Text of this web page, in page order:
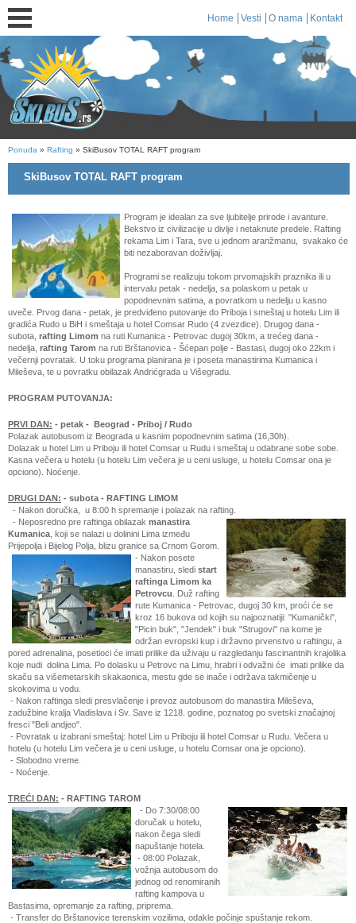
Home Vesti O nama Kontakt
Ponuda » Rafting » SkiBusov TOTAL RAFT program
SkiBusov TOTAL RAFT program
Program je idealan za sve ljubitelje prirode i avanture.
Bekstvo iz civilizacije u divlje i netaknute predele. Rafting
rekama Lim i Tara, sve u jednom aranžmanu, svakako će
biti nezaboravan doživljaj.
Programi se realizuju tokom prvomajskih praznika ili u
intervalu petak - nedelja, sa polaskom u petak u
popodnevnim satima, a povratkom u nedelju u kasno
uveče. Prvog dana - petak, je predviđeno putovanje do Priboja i smeštaj u hotelu Lim ili
gradića Rudo u BiH i smeštaja u hotel Comsar Rudo (4 zvezdice). Drugog dana -
subota, rafting Limom na ruti Kumanica - Petrovac dugoj 30km, a trećeg dana -
nedelja, rafting Tarom na ruti Brštanovica - Šćepan polje - Bastasi, dugoj oko 22km i
večernji povratak. U toku programa planirana je i poseta manastirima Kumanica i
Mileševa, te u povratku obilazak Andrićgrada u Višegradu.
PROGRAM PUTOVANJA:
PRVI DAN: - petak - Beograd - Priboj / Rudo
Polazak autobusom iz Beograda u kasnim popodnevnim satima (16,30h).
Dolazak u hotel Lim u Priboju ili hotel Comsar u Rudu i smeštaj u odabrane sobe sobe.
Kasna večera u hotelu (u hotelu Lim večera je u ceni usluge, u hotelu Comsar ona je
opciono). Noćenje.
DRUGI DAN: - subota - RAFTING LIMOM
- Nakon doručka, u 8:00 h spremanje i polazak na rafting.
- Neposredno pre raftinga obilazak manastira
Kumanica , koji se nalazi u dolinini Lima između
Prijepolja i Bijelog Polja, blizu granice sa Crnom Gorom.
- Nakon posete
manastiru, sledi start
raftinga Limom ka
Petrovcu . Duž rafting
rute Kumanica - Petrovac, dugoj 30 km, proći će se
kroz 16 bukova od kojih su najpoznatiji: "Kumanički",
"Picin buk", "Jendek" i buk "Strugovi" na kome je
održan evropski kup i državno prvenstvo u raftingu, a
pored adrenalina, posetioci će imati prilike da uživaju u razgledanju fascinantnih krajolika
koje nudi dolina Lima. Po dolasku u Petrovc na Limu, hrabri i odvažni će imati prilike da
skaču sa višemetarskih skakaonica, mestu gde se inače i održava takmičenje u
skokovima u vodu.
- Nakon raftinga sledi presvlačenje i prevoz autobusom do manastira Mileševa,
zadužbine kralja Vladislava i Sv. Save iz 1218. godine, poznatog po svetski značajnoj
fresci "Beli andjeo".
- Povratak u izabrani smeštaj: hotel Lim u Priboju ili hotel Comsar u Rudu. Večera u
hotelu (u hotelu Lim večera je u ceni usluge, u hotelu Comsar ona je opciono).
- Slobodno vreme.
- Noćenje.
TREĆI DAN: - RAFTING TAROM
- Do 7:30/08:00
doručak u hotelu,
nakon čega sledi
napuštanje hotela.
- 08:00 Polazak,
vožnja autobusom do
jednog od renomiranih
rafting kampova u
Bastasima, opremanje za rafting, priprema.
- Transfer do Brštanovice terenskim vozilima, odakle počinje spuštanje rekom.